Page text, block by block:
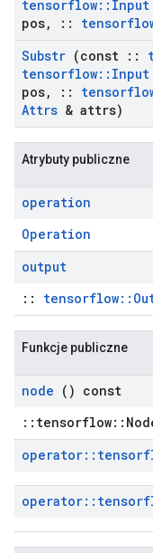
tensorflow:: Input
pos, ::
Substr (const ::
tensorflow:: Input
pos, ::
Attrs & attrs)
Atrybuty publiczne
operation
Operation
output
::
Funkcje publiczne
node () const
operator::
operator::